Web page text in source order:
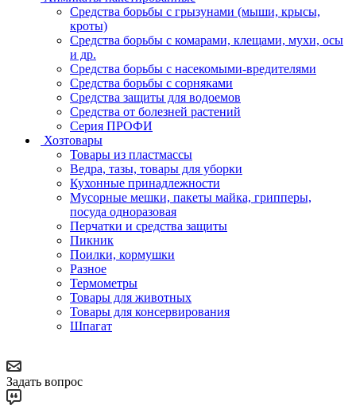
Средства борьбы с грызунами (мыши, крысы,
кроты)
Средства борьбы с комарами, клещами, мухи, осы
и др.
Средства борьбы с насекомыми-вредителями
Средства борьбы с сорняками
Средства защиты для водоемов
Средства от болезней растений
Серия ПРОФИ
Хозтовары
Товары из пластмассы
Ведра, тазы, товары для уборки
Кухонные принадлежности
Мусорные мешки, пакеты майка, грипперы,
посуда одноразовая
Перчатки и средства защиты
Пикник
Поилки, кормушки
Разное
Термометры
Товары для животных
Товары для консервирования
Шпагат
Задать вопрос